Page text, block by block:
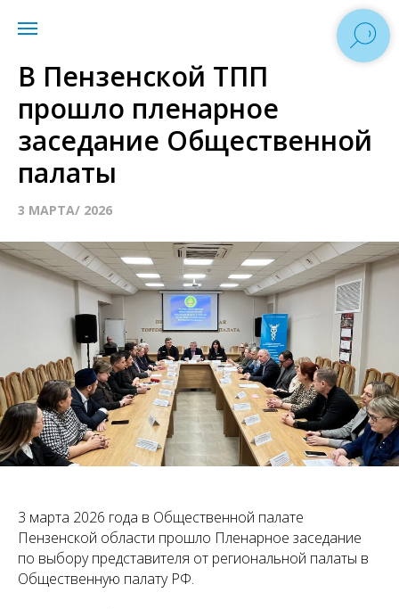
В Пензенской ТПП
прошло пленарное
заседание Общественной
палаты
3 МАРТА/ 2026
3 марта 2026 года в Общественной палате
Пензенской области прошло Пленарное заседание
по выбору представителя от региональной палаты в
Общественную палату РФ.